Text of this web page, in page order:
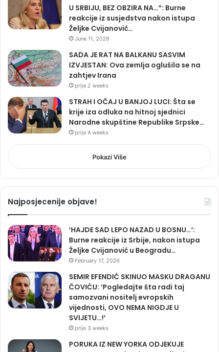
U SRBIJU, BEZ OBZIRA NA…”: Burne
reakcije iz susjedstva nakon istupa
Željke Cvijanović…
June 11, 2026
SADA JE RAT NA BALKANU SASVIM
IZVJESTAN: Ova zemlja oglušila se na
zahtjev Irana
prije 2 weeks
STRAH I OČAJ U BANJOJ LUCI: Šta se
krije iza odluka na hitnoj sjednici
Narodne skupštine Republike Srpske…
prije 4 weeks
Pokazi Više
Najposjecenije objave!
‘HAJDE SAD LEPO NAZAD U BOSNU…’:
Burne reakcije iz Srbije, nakon istupa
Željke Cvijanović u Beogradu…
February 17, 2026
SEMIR EFENDIĆ SKINUO MASKU DRAGANU
ČOVIĆU: ‘Pogledajte šta radi taj
samozvani nositelj evropskih
vijednosti, OVO NEMA NIGDJE U
SVIJETU…!’
prije 3 weeks
PORUKA IZ NEW YORKA ODJEKUJE